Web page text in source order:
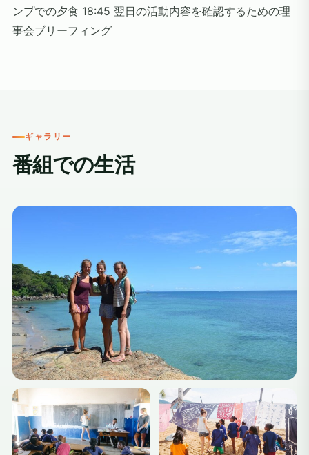
ンプでの夕食 18:45 翌日の活動内容を確認するための理
事会ブリーフィング
ギャラリー
番組での生活